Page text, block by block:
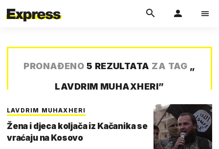
PRONAĐENO 5 REZULTATA ZA TAG „
LAVDRIM MUHAXHERI”
LAVDRIM MUHAXHERI
Žena i djeca koljača iz Kačanika se
vraćaju na Kosovo